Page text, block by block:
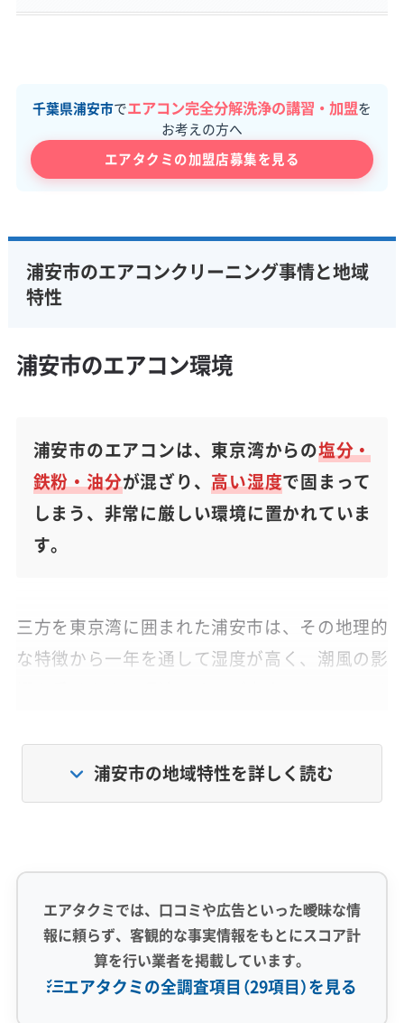
千葉県浦安市でエアコン完全分解洗浄の講習・加盟を
お考えの方へ
エアタクミの加盟店募集を見る
浦安市のエアコンクリーニング事情と地域
特性
浦安市のエアコン環境
浦安市のエアコンは、東京湾からの塩分・
鉄粉・油分が混ざり、高い湿度で固まって
しまう、非常に厳しい環境に置かれていま
す。
三方を東京湾に囲まれた浦安市は、その地理的
な特徴から一年を通して湿度が高く、潮風の影
います。
例えば、首都高速湾岸線や国道357号線といった
して鉄鋼通り周辺からは微細な鉄粉が飛んでき
ます。これらの成分を含んだ空気が窓や換気口
から室内に入り、それをエアコンが吸い込んで
しまうのです。
浦安市の地域特性を詳しく読む
エアタクミでは、口コミや広告といった曖昧な情
報に頼らず、客観的な事実情報をもとにスコア計
算を行い業者を掲載しています。
エアタクミの全調査項目（29項目）を見る